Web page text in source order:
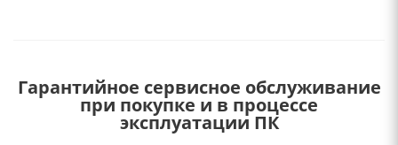
Гарантийное сервисное обслуживание
при покупке и в процессе
эксплуатации ПК